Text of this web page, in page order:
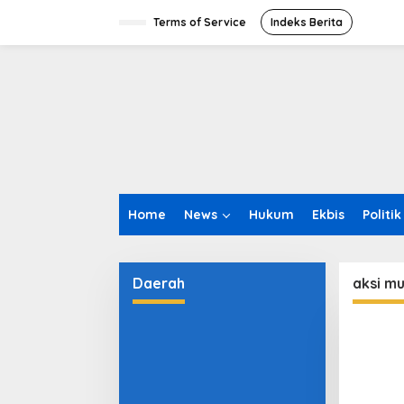
Terms of Service Indeks Berita
Home News Hukum Ekbis Politik
Daerah aksi